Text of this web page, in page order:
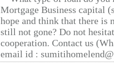
Mortgage Business capital
hope and think that there is
still not gone? Do not
cooperation. Contact us
email id :